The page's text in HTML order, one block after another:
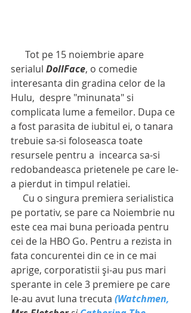
serialul DollFace, o comedie
interesanta din gradina celor de la
Hulu,  despre "minunata" si
complicata lume a femeilor. Dupa ce
a fost parasita de iubitul ei, o tanara
trebuie sa-si foloseasca toate
resursele pentru a  incearca sa-si
redobandeasca prietenele pe care le-
a pierdut in timpul relatiei.
pe portativ, se pare ca Noiembrie nu
este cea mai buna perioada pentru
cei de la HBO Go. Pentru a rezista in
fata concurentei din ce in ce mai
aprige, corporatistii și-au pus mari
sperante in cele 3 premiere pe care
le-au avut luna trecuta (Watchmen,